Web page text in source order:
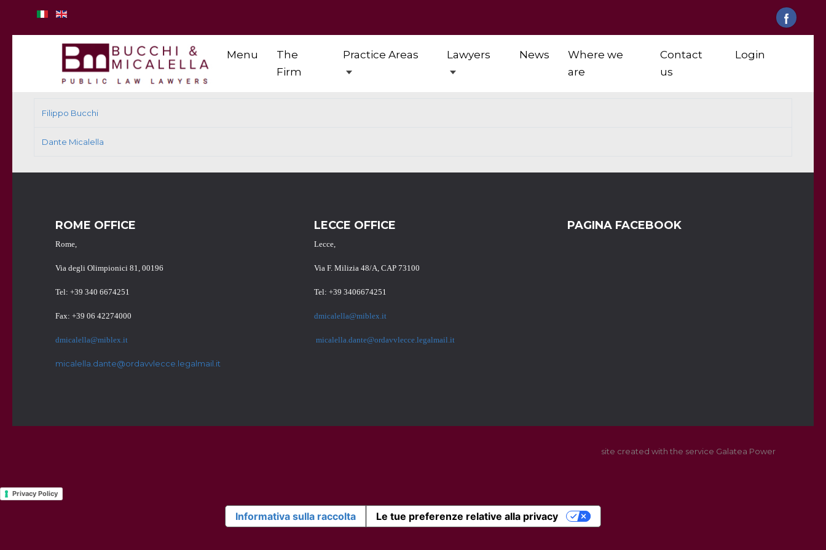
Menu
The
Firm
Practice Areas Lawyers News
Where we
are
Contact
us
Login
Filippo Bucchi
Dante Micalella
ROME OFFICE
Rome,
Via degli Olimpionici 81, 00196
Tel: +39 340 6674251
Fax: +39 06 42274000
dmicalella@miblex.it
micalella.dante@ordavvlecce.legalmail.it
LECCE OFFICE
Lecce,
Via F. Milizia 48/A, CAP 73100
Tel: +39 3406674251
dmicalella@miblex.it
micalella.dante@ordavvlecce.legalmail.it
PAGINA FACEBOOK
site created with the service Galatea Power
Privacy Policy
Informativa sulla raccolta Le tue preferenze relative alla privacy